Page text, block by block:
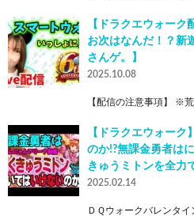
【ドラクエウォーク
お次はなんだ！？新
さんゲ。】
2025.10.08
【配信の注意事項】 ※
【ドラクエウォー
のか!?無課金勇者は
きゅうミトンを全力
2025.02.14
ＤＱウォークバレンタ